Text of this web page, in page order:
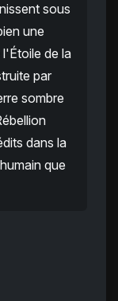
sous
une
de la
par
sombre
dans la
que